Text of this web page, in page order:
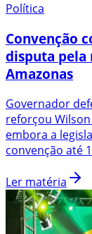
Política
Convenção
disputa pela
Amazonas
Governador
reforçou
embora a
convenção até
Ler matéria